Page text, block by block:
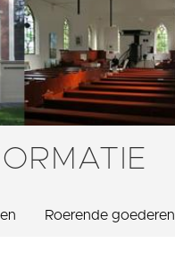
Roerende goederen